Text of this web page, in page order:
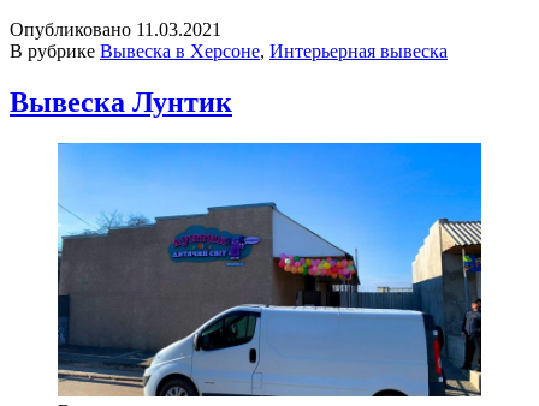
Опубликовано 11.03.2021
В рубрике Вывеска в Херсоне, Интерьерная вывеска
Вывеска Лунтик